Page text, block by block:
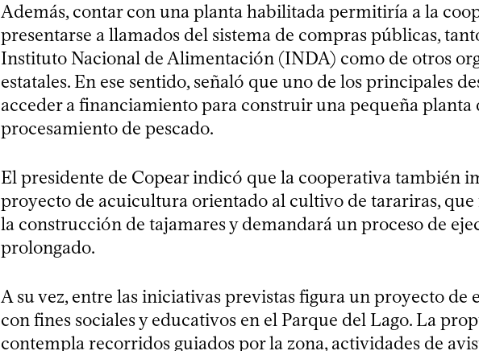
Además, contar con una planta habilitada permitiría a la
presentarse a llamados del sistema de compras públicas,
Instituto Nacional de Alimentación (INDA) como de otros
estatales. En ese sentido, señaló que uno de los principales
acceder a financiamiento para construir una pequeña planta
procesamiento de pescado.
El presidente de Copear indicó que la cooperativa también
proyecto de acuicultura orientado al cultivo de tarariras,
la construcción de tajamares y demandará un proceso de
prolongado.
A su vez, entre las iniciativas previstas figura un proyecto de
con fines sociales y educativos en el Parque del Lago. La
contempla recorridos guiados por la zona, actividades de